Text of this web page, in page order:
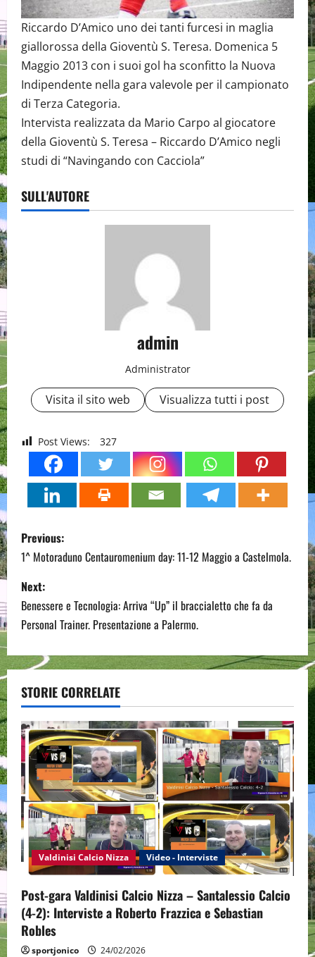
Riccardo D’Amico uno dei tanti furcesi in maglia
giallorossa della Gioventù S. Teresa. Domenica 5
Maggio 2013 con i suoi gol ha sconfitto la Nuova
Indipendente nella gara valevole per il campionato
di Terza Categoria.
Intervista realizzata da Mario Carpo al giocatore
della Gioventù S. Teresa – Riccardo D’Amico negli
studi di “Navingando con Cacciola”
SULL'AUTORE
admin
Administrator
Visita il sito web Visualizza tutti i post
Post Views: 327
P
o
s
t
n
a
v
i
g
a
t
i
o
n
Previous:
1^ Motoraduno Centauromenium day: 11-12 Maggio a Castelmola.
Next:
Benessere e Tecnologia: Arriva “Up” il braccialetto che fa da
Personal Trainer. Presentazione a Palermo.
STORIE CORRELATE
Valdinisi Calcio Nizza Video - Interviste
Post-gara Valdinisi Calcio Nizza – Santalessio Calcio
(4-2): Interviste a Roberto Frazzica e Sebastian
Robles
sportjonico 24/02/2026